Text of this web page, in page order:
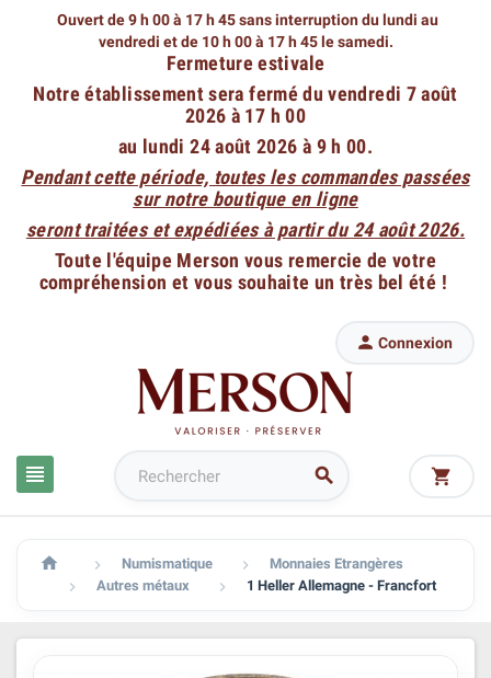
Ouvert de 9 h 00 à 17 h 45 sans interruption du lundi au
vendredi et de 10 h 00 à 17 h 45 le samedi.
Fermeture estivale
Notre établissement sera fermé du vendredi 7 août
2026 à 17 h 00
au lundi 24 août 2026 à 9 h 00.
Pendant cette période, toutes les commandes passées
sur notre boutique en ligne
seront traitées et expédiées à partir du 24 août 2026.
Toute l'équipe Merson vous remercie de votre
compréhension et vous souhaite un très bel été !
 
 Connexion

  Numismatique  Monnaies Etrangères
 Autres métaux  1 Heller Allemagne - Francfort